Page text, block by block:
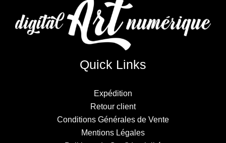
Quick Links
Expédition
Retour client
Conditions Générales de Vente
Mentions Légales